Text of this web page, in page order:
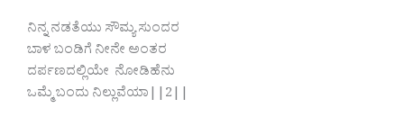
ನಿನ್ನ ನಡತೆಯು ಸೌಮ್ಯ ಸುಂದರ
ಬಾಳ ಬಂಡಿಗೆ ನೀನೇ ಅಂತರ
ದರ್ಪಣದಲ್ಲಿಯೇ ನೋಡಿಹೆನು
ಒಮ್ಮೆ ಬಂದು ನಿಲ್ಲುವೆಯಾ||2||